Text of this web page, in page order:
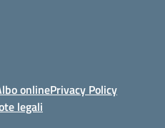
onlinePrivacy Policy
legali